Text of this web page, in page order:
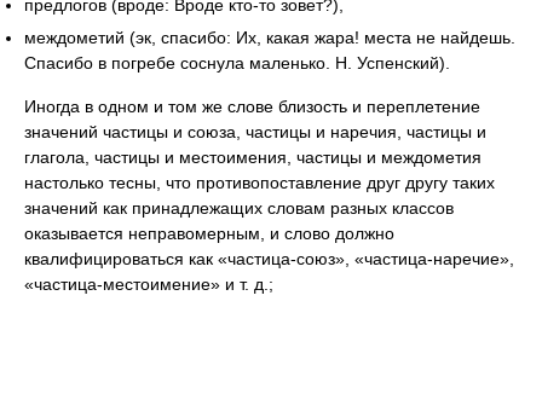
предлогов (вроде: Вроде кто-то зовет?),
междометий (эк, спасибо: Их, какая жара! места не найдешь.
Спасибо в погребе соснула маленько. Н. Успенский).
Иногда в одном и том же слове близость и переплетение
значений частицы и союза, частицы и наречия, частицы и
глагола, частицы и местоимения, частицы и междометия
настолько тесны, что противопоставление друг другу таких
значений как принадлежащих словам разных классов
оказывается неправомерным, и слово должно
квалифицироваться как «частица-союз», «частица-наречие»,
«частица-местоимение» и т. д.;